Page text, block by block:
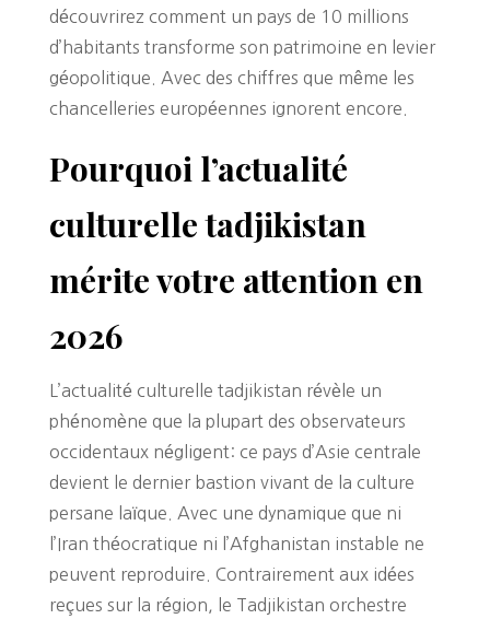
découvrirez comment un pays de 10 millions
d’habitants transforme son patrimoine en levier
géopolitique. Avec des chiffres que même les
chancelleries européennes ignorent encore.
Pourquoi l’actualité
culturelle tadjikistan
mérite votre attention en
2026
L’actualité culturelle tadjikistan révèle un
phénomène que la plupart des observateurs
occidentaux négligent: ce pays d’Asie centrale
devient le dernier bastion vivant de la culture
persane laïque. Avec une dynamique que ni
l’Iran théocratique ni l’Afghanistan instable ne
peuvent reproduire. Contrairement aux idées
reçues sur la région, le Tadjikistan orchestre